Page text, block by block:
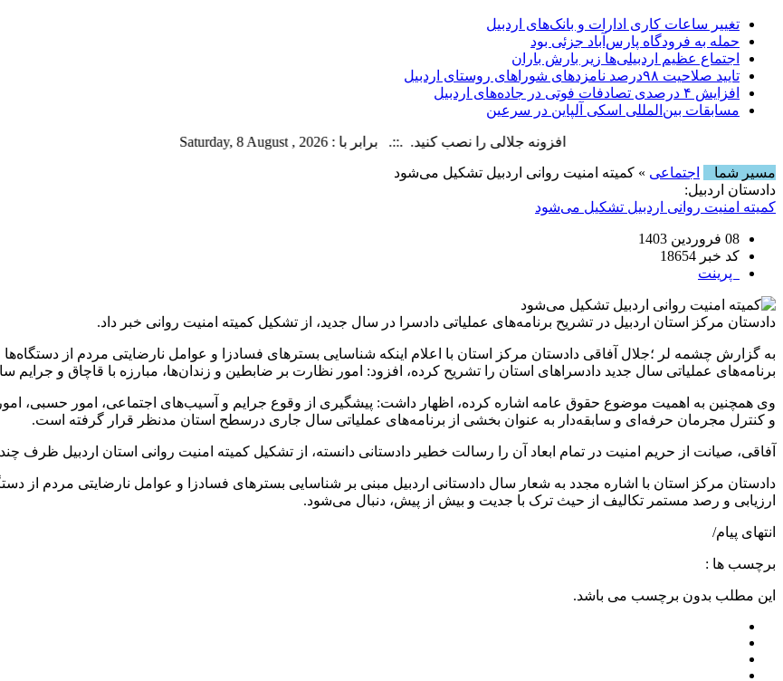
تغییر ساعات کاری ادارات و بانک‌های اردبیل
حمله به فرودگاه پارس‌‌آباد جزئی بود
اجتماع عظیم اردبیلی‌ها زیر بارش باران
تایید صلاحیت ۹۸درصد نامزدهای شوراهای روستای اردبیل
افزایش ۴ درصدی تصادفات فوتی در جاده‌های اردبیل
مسابقات بین‌المللی اسکی آلپاین در سرعین
افزونه جلالی را نصب کنید. .::. برابر با : Saturday, 8 August , 2026
مسیر شما
اجتماعی » کمیته امنیت روانی اردبیل تشکیل می‌شود
دادستان اردبیل:
کمیته امنیت روانی اردبیل تشکیل می‌شود
08 فروردین 1403
کد خبر 18654
پرینت
دادستان مرکز استان اردبیل در تشریح برنامه‌های عملیاتی دادسرا در سال جدید، از تشکیل کمیته امنیت روانی خبر داد.
به گزارش چشمه لر ؛جلال آفاقی دادستان مرکز استان با اعلام اینکه شناسایی بسترهای فسادزا و عوامل نارضایتی مردم از دستگاه‌ها
برنامه‌های عملیاتی سال جدید دادسراهای استان را تشریح کرده، افزود: امور نظارت بر ضابطین و زندان‌ها، مبارزه با قاچاق و جرایم
وی همچنین به اهمیت موضوع حقوق عامه اشاره کرده، اظهار داشت: پیشگیری از وقوع جرایم و آسیب‌های اجتماعی، امور حسبی،
و کنترل مجرمان حرفه‌ای و سابقه‌دار به عنوان بخشی از برنامه‌‌های عملیاتی سال جاری درسطح استان مدنظر قرار گرفته است.
آفاقی، صیانت از حریم امنیت در تمام ابعاد آن را رسالت خطیر دادستانی دانسته، از تشکیل کمیته امنیت روانی استان اردبیل ظرف
دادستان مرکز استان با اشاره مجدد به شعار سال دادستانی اردبیل مبنی بر شناسایی بسترهای فسادزا و عوامل نارضایتی مردم از
ارزیابی و رصد مستمر تکالیف از حیث ترک با جدیت و بیش از پیش، دنبال می‌شود.
انتهای پیام/
برچسب ها :
این مطلب بدون برچسب می باشد.